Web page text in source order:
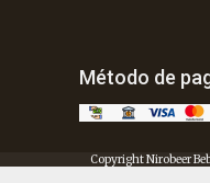
Método de
Copyright Nirobeer